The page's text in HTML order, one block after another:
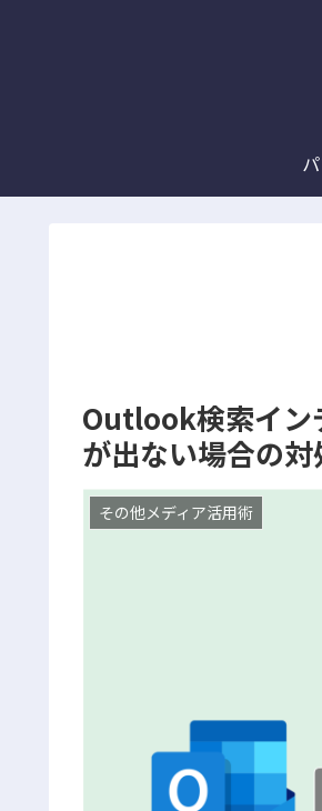
Outlook検索イン
が出ない場合の対
その他メディア活用術